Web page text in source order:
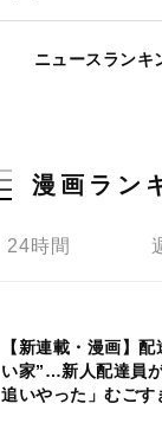
ニュースランキ
漫画ラン
24時間
【新連載・漫画】
い家”…新人配達員
追いやった」むごす